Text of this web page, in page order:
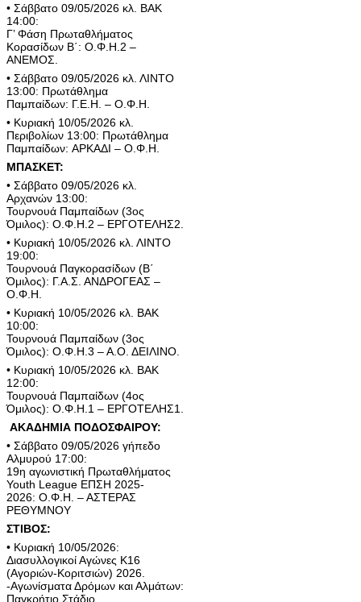
• Σάββατο 09/05/2026 κλ. ΒΑΚ
14:00:
Γ’ Φάση Πρωταθλήματος
Κορασίδων Β΄: Ο.Φ.Η.2 –
ΑΝΕΜΟΣ.
• Σάββατο 09/05/2026 κλ. ΛΙΝΤΟ
13:00: Πρωτάθλημα
Παμπαίδων: Γ.Ε.Η. – Ο.Φ.Η.
• Κυριακή 10/05/2026 κλ.
Περιβολίων 13:00: Πρωτάθλημα
Παμπαίδων: ΑΡΚΑΔΙ – Ο.Φ.Η.
ΜΠΑΣΚΕΤ:
• Σάββατο 09/05/2026 κλ.
Αρχανών 13:00:
Τουρνουά Παμπαίδων (3ος
Όμιλος): Ο.Φ.Η.2 – ΕΡΓΟΤΕΛΗΣ2.
• Κυριακή 10/05/2026 κλ. ΛΙΝΤΟ
19:00:
Τουρνουά Παγκορασίδων (Β΄
Όμιλος): Γ.Α.Σ. ΑΝΔΡΟΓΕΑΣ –
Ο.Φ.Η.
• Κυριακή 10/05/2026 κλ. ΒΑΚ
10:00:
Τουρνουά Παμπαίδων (3ος
Όμιλος): Ο.Φ.Η.3 – Α.Ο. ΔΕΙΛΙΝΟ.
• Κυριακή 10/05/2026 κλ. ΒΑΚ
12:00:
Τουρνουά Παμπαίδων (4ος
Όμιλος): Ο.Φ.Η.1 – ΕΡΓΟΤΕΛΗΣ1.
ΑΚΑΔΗΜΙΑ ΠΟΔΟΣΦΑΙΡΟΥ:
• Σάββατο 09/05/2026 γήπεδο
Αλμυρού 17:00:
19η αγωνιστική Πρωταθλήματος
Youth League ΕΠΣΗ 2025-
2026: Ο.Φ.Η. – ΑΣΤΕΡΑΣ
ΡΕΘΥΜΝΟΥ
ΣΤΙΒΟΣ:
• Κυριακή 10/05/2026:
Διασυλλογικοί Αγώνες Κ16
(Αγοριών-Κοριτσιών) 2026.
-Αγωνίσματα Δρόμων και Αλμάτων:
Παγκρήτιο Στάδιο.